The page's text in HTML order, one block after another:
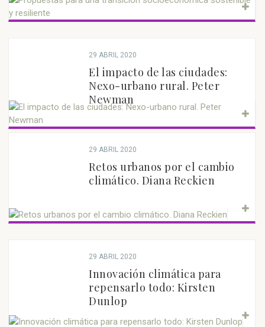
29 ABRIL 2020
El impacto de las ciudades:
Nexo-urbano rural. Peter
Newman
29 ABRIL 2020
Retos urbanos por el cambio
climático. Diana Reckien
29 ABRIL 2020
Innovación climática para
repensarlo todo: Kirsten
Dunlop